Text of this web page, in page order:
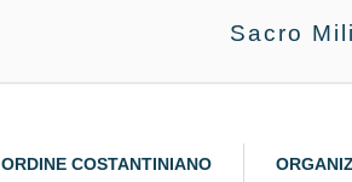
Sacro
ORDINE COSTANTINIANO